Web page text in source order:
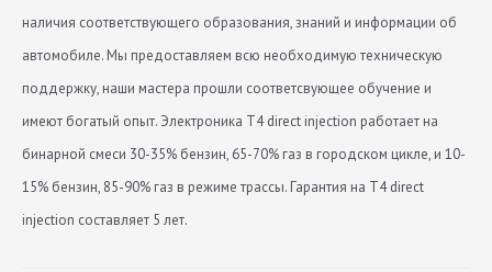
наличия соответствующего образования, знаний и информации об
автомобиле. Мы предоставляем всю необходимую техническую
поддержку, наши мастера прошли соответсвующее обучение и
имеют богатый опыт. Электроника T4 direct injection работает на
бинарной смеси 30-35% бензин, 65-70% газ в городском цикле, и 10-
15% бензин, 85-90% газ в режиме трассы. Гарантия на T4 direct
injection составляет 5 лет.